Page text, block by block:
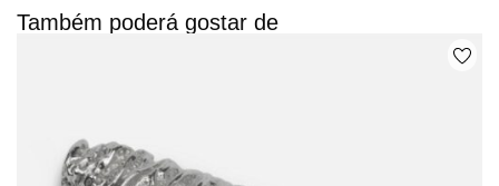
Também poderá gostar de